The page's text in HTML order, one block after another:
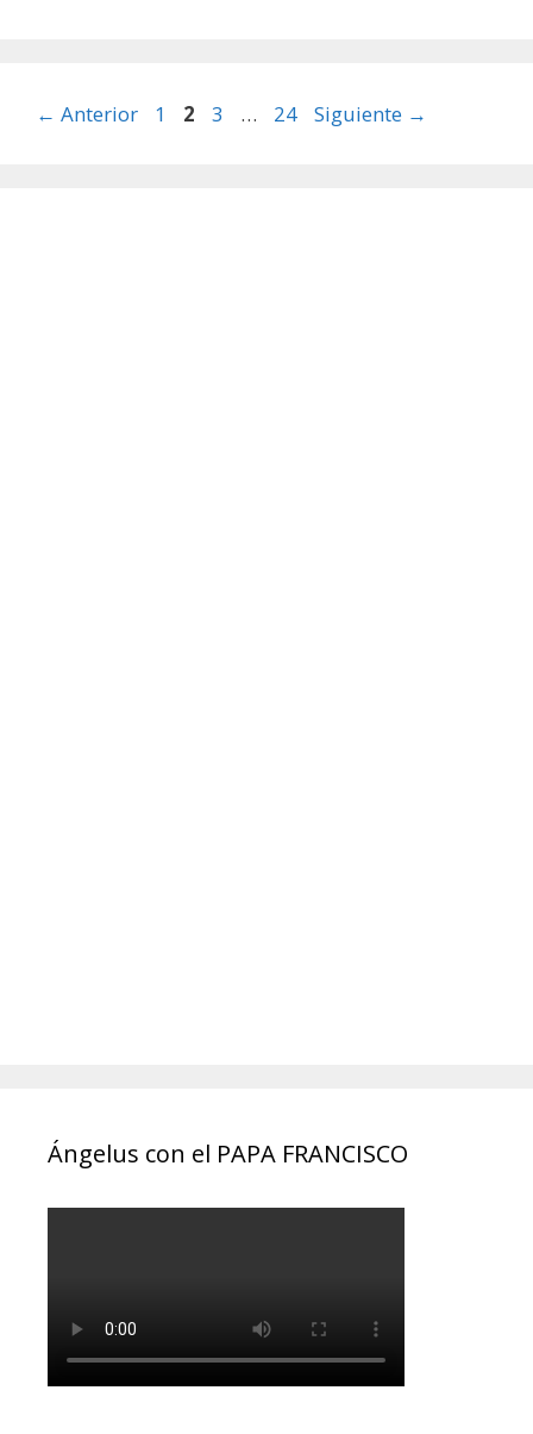
← Anterior Página
1 Página
2 Página
3 … Página
24 Siguiente →
Ángelus con el PAPA FRANCISCO